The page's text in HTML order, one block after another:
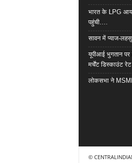
भारत के LPG
पहुंची….
सावन में प्याज-
यूपीआई भुगतान पर
मर्चेंट डिस्काउंट
लोकसभा ने
©